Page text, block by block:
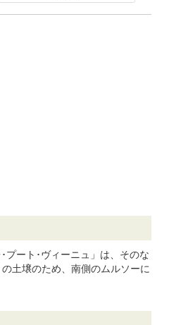
プート･ヴィーニュ」は、そのな
土壌のため、南側のムルソーに